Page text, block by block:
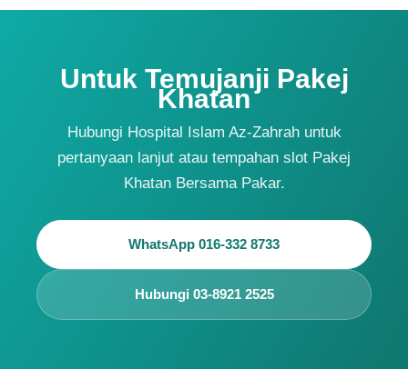
Untuk Temujanji Pakej
Khatan
Hubungi Hospital Islam Az-Zahrah untuk
pertanyaan lanjut atau tempahan slot Pakej
Khatan Bersama Pakar.
WhatsApp 016-332 8733
Hubungi 03-8921 2525